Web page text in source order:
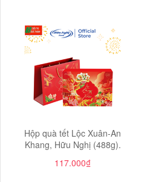
Hộp quà tết Lộc Xuân-An
Khang, Hữu Nghị (488g).
117.000₫